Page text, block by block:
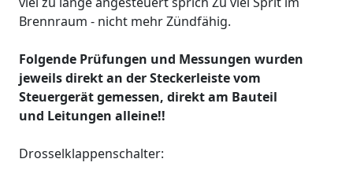
Brennraum - nicht mehr Zündfähig.
Folgende Prüfungen und Messungen wurden
jeweils direkt an der Steckerleiste vom
Steuergerät gemessen, direkt am Bauteil
und Leitungen alleine!!
Drosselklappenschalter: